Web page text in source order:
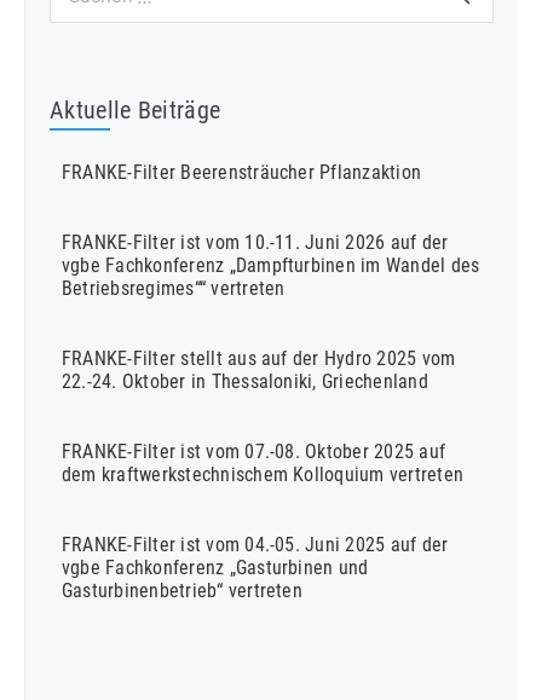
nach:
Aktuelle Beiträge
FRANKE-Filter Beerensträucher Pflanzaktion
FRANKE-Filter ist vom 10.-11. Juni 2026 auf der
vgbe Fachkonferenz „Dampfturbinen im Wandel des
Betriebsregimes““ vertreten
FRANKE-Filter stellt aus auf der Hydro 2025 vom
22.-24. Oktober in Thessaloniki, Griechenland
FRANKE-Filter ist vom 07.-08. Oktober 2025 auf
dem kraftwerkstechnischem Kolloquium vertreten
FRANKE-Filter ist vom 04.-05. Juni 2025 auf der
vgbe Fachkonferenz „Gasturbinen und
Gasturbinenbetrieb“ vertreten